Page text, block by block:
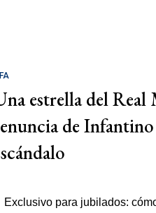
estrella del
de